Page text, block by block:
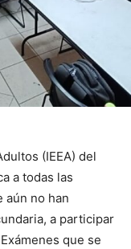
(IEEA) del
a todas las
aún no han
a participar
que se